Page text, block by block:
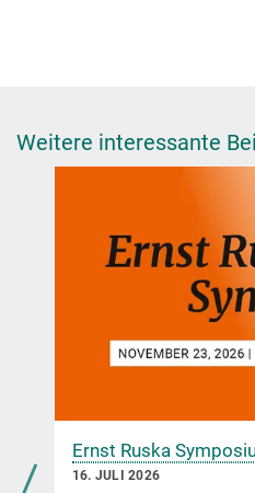
Weitere interessante
Ernst Ruska
16. JULI 2026